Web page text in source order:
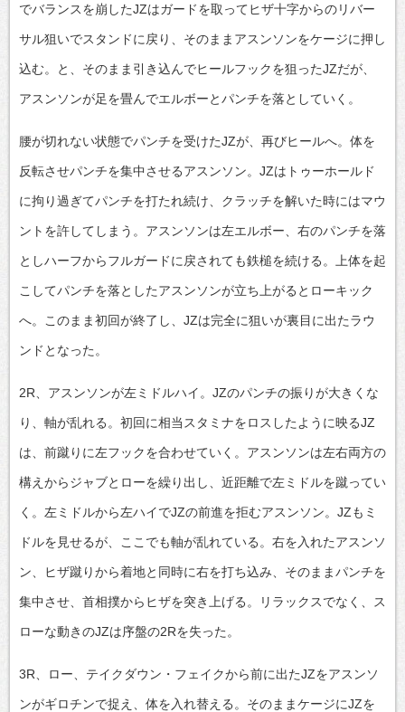
でバランスを崩したJZはガードを取ってヒザ十字からのリバー
サル狙いでスタンドに戻り、そのままアスンソンをケージに押し
込む。と、そのまま引き込んでヒールフックを狙ったJZだが、
アスンソンが足を畳んでエルボーとパンチを落としていく。
腰が切れない状態でパンチを受けたJZが、再びヒールへ。体を
反転させパンチを集中させるアスンソン。JZはトゥーホールド
に拘り過ぎてパンチを打たれ続け、クラッチを解いた時にはマウ
ントを許してしまう。アスンソンは左エルボー、右のパンチを落
としハーフからフルガードに戻されても鉄槌を続ける。上体を起
こしてパンチを落としたアスンソンが立ち上がるとローキック
へ。このまま初回が終了し、JZは完全に狙いが裏目に出たラウ
ンドとなった。
2R、アスンソンが左ミドルハイ。JZのパンチの振りが大きくな
り、軸が乱れる。初回に相当スタミナをロスしたように映るJZ
は、前蹴りに左フックを合わせていく。アスンソンは左右両方の
構えからジャブとローを繰り出し、近距離で左ミドルを蹴ってい
く。左ミドルから左ハイでJZの前進を拒むアスンソン。JZもミ
ドルを見せるが、ここでも軸が乱れている。右を入れたアスンソ
ン、ヒザ蹴りから着地と同時に右を打ち込み、そのままパンチを
集中させ、首相撲からヒザを突き上げる。リラックスでなく、ス
ローな動きのJZは序盤の2Rを失った。
3R、ロー、テイクダウン・フェイクから前に出たJZをアスンソ
ンがギロチンで捉え、体を入れ替える。そのままケージにJZを